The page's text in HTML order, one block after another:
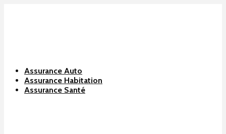
Assurance Auto
Assurance Habitation
Assurance Santé